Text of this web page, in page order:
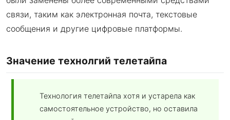
связи, таким как электронная почта, текстовые
сообщения и другие цифровые платформы.
Значение технолгий телетайпа
Технология телетайпа хотя и устарела как
самостоятельное устройство, но оставила